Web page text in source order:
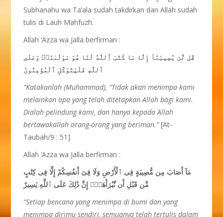
Subhanahu wa Ta’ala sudah takdirkan dan Allah sudah
tulis di Lauh Mahfuzh.
Allah ‘Azza wa Jalla berfirman :
قُل لَّن يُصِيبَنَآ إِلَّا مَا كَتَبَ ٱللَّهُ لَنَا هُوَ مَوْلَىٰنَاۚ وَعَلَى
ٱللَّهِ فَلْيَتَوَكَّلِ ٱلْمُؤْمِنُونَ
“Katakanlah (Muhammad), “Tidak akan menimpa kami
melainkan apa yang telah ditetapkan Allah bagi kami.
Dialah pelindung kami, dan hanya kepada Allah
bertawakallah orang-orang yang beriman.”[At-
Taubah/9 : 51]
Allah ‘Azza wa Jalla berfirman :
مَآ أَصَابَ مِن مُّصِيبَةٍ فِى ٱلْأَرْضِ وَلَا فِىٓ أَنفُسِكُمْ إِلَّا فِى كِتَٰبٍ
مِّن قَبْلِ أَن نَّبْرَأَهَآۚ إِنَّ ذَٰلِكَ عَلَى ٱللَّهِ يَسِيرٌ
“Setiap bencana yang menimpa di bumi dan yang
menimpa dirimu sendiri, semuanya telah tertulis dalam